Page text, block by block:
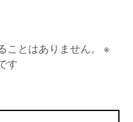
ことはありません。
※
す